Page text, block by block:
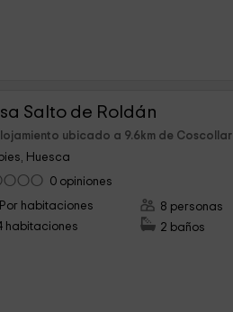
Salto de Roldán
ubicado a 9.6km de Coscollar
Huesca
0 opiniones
Por habitaciones
habitaciones
8 personas
2 baños